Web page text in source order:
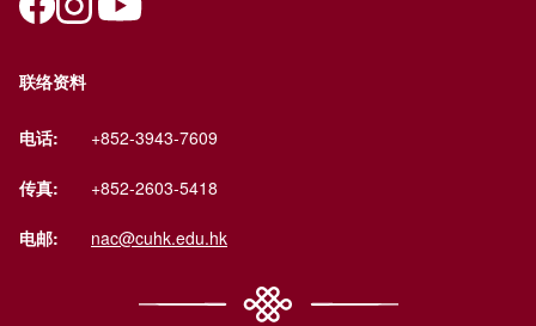
联络资料
电话: +852-3943-7609
传真: +852-2603-5418
电邮: nac@cuhk.edu.hk